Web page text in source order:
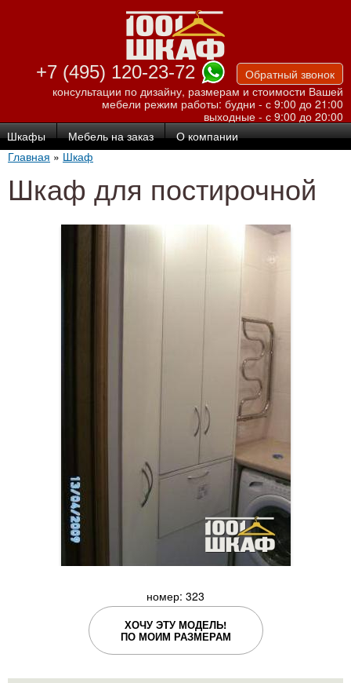
Перейти к
основному
содержанию
+7 (495) 120-23-72
Обратный звонок
консультации по дизайну, размерам и стоимости Вашей
мебели режим работы: будни - с 9:00 до 21:00
выходные - с 9:00 до 20:00
Шкафы Мебель на заказ О компании
Главная » Шкаф
Шкаф для постирочной
номер: 323
ХОЧУ ЭТУ МОДЕЛЬ!
ПО МОИМ РАЗМЕРАМ